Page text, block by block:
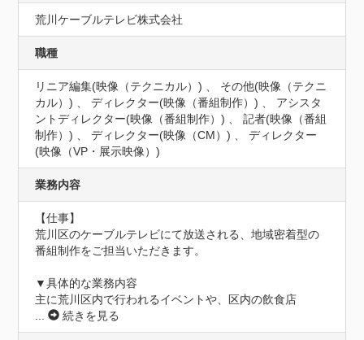
荒川ケーブルテレビ株式会社
職種
リニア編集(映像（テクニカル）) 、 その他(映像（テクニ
カル）) 、 ディレクター(映像（番組制作）) 、 アシスタ
ントディレクター(映像（番組制作）) 、 記者(映像（番組
制作）) 、 ディレクター(映像（CM）) 、 ディレクター
(映像（VP・展示映像）)
業務内容
【仕事】
荒川区のケーブルテレビにて放送される、地域密着型の
番組制作をご担当いただきます。
▼具体的な業務内容
主に荒川区内で行われるイベントや、区内の飲食店
...
続きを見る